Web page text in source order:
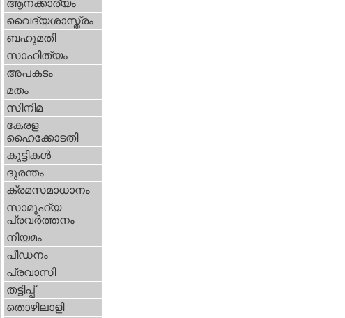
ആനക്കാര്യം
വൈദ്യശാസ്ത്രം
ബഹുമതി
സാഹിത്യം
അപകടം
മതം
സിനിമ
കേരള
ഹൈക്കോടതി
കുട്ടികള്‍
ദുരന്തം
ക്രമസമാധാനം
സാമൂഹ്യ
പ്രവര്‍ത്തനം
നിയമം
പീഡനം
പ്രവാസി
തട്ടിപ്പ്‌
തൊഴിലാളി